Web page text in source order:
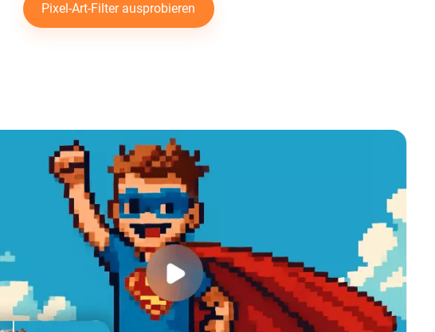
Pixel-Art-Filter ausprobieren